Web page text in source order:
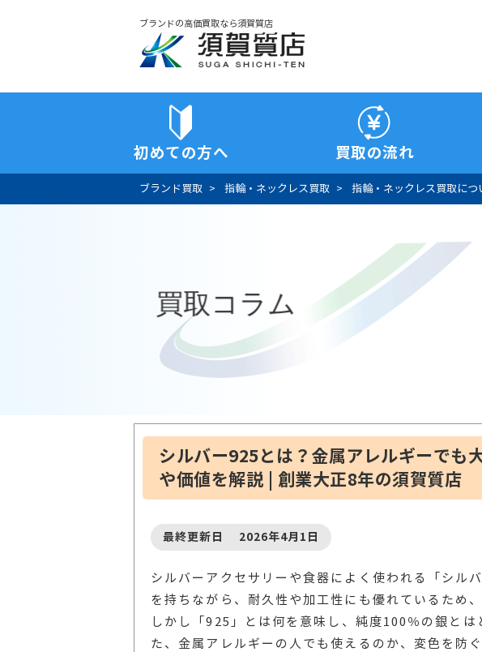
ブランドの高価買取なら須賀質店
初めての方へ 買取の流れ
ブランド買取 指輪・ネックレス買取 指輪・ネックレス買取につ
買取コラム
シルバー925とは？金属アレルギーでも
や価値を解説 | 創業大正8年の須賀質店
最終更新日 2026年4月1日
シルバーアクセサリーや食器によく使われる「シル
を持ちながら、耐久性や加工性にも優れているため
しかし「925」とは何を意味し、純度100％の銀とは
た、金属アレルギーの人でも使えるのか、変色を防